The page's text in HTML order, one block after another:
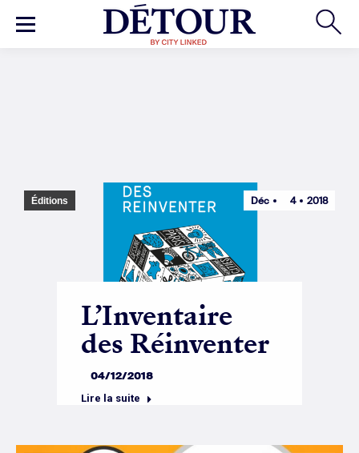
Déc 4 2018
Éditions
L’Inventaire
des Réinventer
04/12/2018
Lire la suite